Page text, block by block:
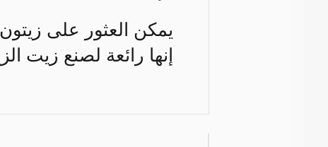
يمكن العثور على
إنها رائعة لصنع زيت